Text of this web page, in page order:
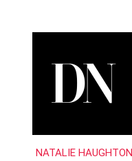
NATALIE HAUGHTON